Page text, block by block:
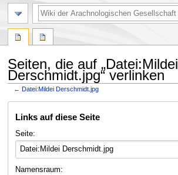
Seiten, die auf „Datei:Mildei
Derschmidt.jpg“ verlinken
←Datei:Mildei Derschmidt.jpg
Navigation
Suche
Links auf diese Seite
Seite:
Namensraum: